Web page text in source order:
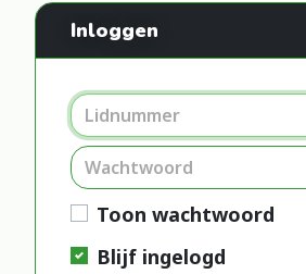
Inloggen
Toon wachtwoord
Blijf ingelogd